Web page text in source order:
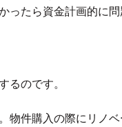
ったら資金計画的に
るのです。
物件購入の際にリノ